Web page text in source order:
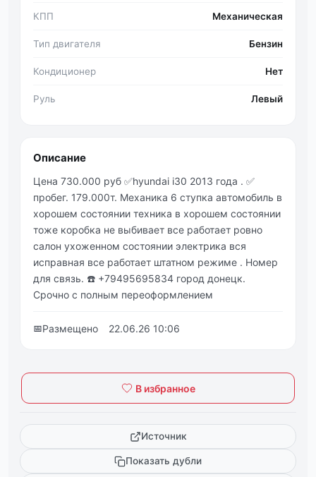
КПП Механическая
Тип двигателя Бензин
Кондиционер Нет
Руль Левый
Описание
Цена 730.000 руб ✅hyundai i30 2013 года . ✅
пробег. 179.000т. Механика 6 ступка автомобиль в
хорошем состоянии техника в хорошем состоянии
тоже коробка не выбивает все работает ровно
салон ухоженном состоянии электрика вся
исправная все работает штатном режиме . Номер
для связь. ☎️ +79495695834 город донецк.
Срочно с полным переоформлением
📅Размещено 22.06.26 10:06
В избранное
Источник
Показать дубли